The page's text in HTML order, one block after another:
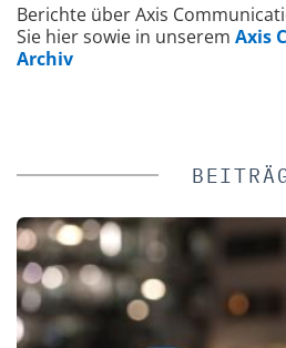
Berichte über Axis
Sie hier sowie in unserem Axis
Archiv